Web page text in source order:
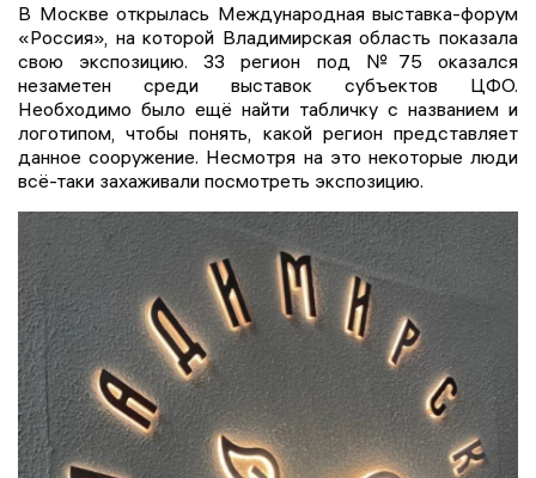
В Москве открылась Международная выставка-форум
«Россия», на которой Владимирская область показала
свою экспозицию. 33 регион под №75 оказался
незаметен среди выставок субъектов ЦФО.
Необходимо было ещё найти табличку с названием и
логотипом, чтобы понять, какой регион представляет
данное сооружение. Несмотря на это некоторые люди
всё-таки захаживали посмотреть экспозицию.